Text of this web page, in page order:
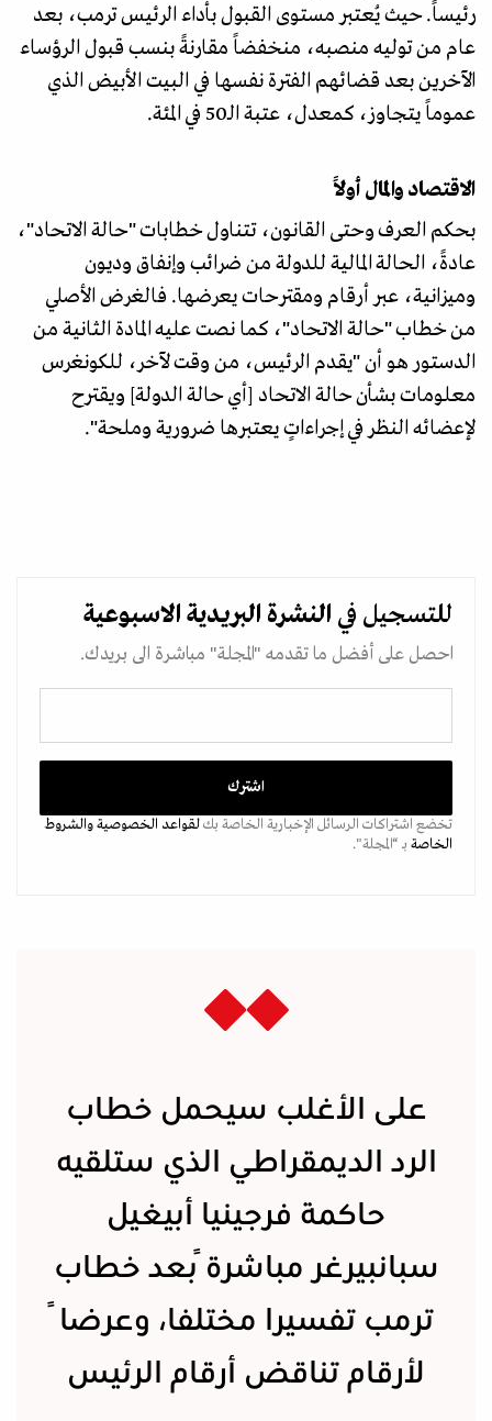
رئيساً. حيث يُعتبر مستوى القبول بأداء الرئيس ترمب، بعد
عام من توليه منصبه، منخفضاً مقارنةً بنسب قبول الرؤساء
الآخرين بعد قضائهم الفترة نفسها في البيت الأبيض الذي
عموماً يتجاوز، كمعدل، عتبة الـ50 في المئة.
الاقتصاد والمال أولاً
بحكم العرف وحتى القانون، تتناول خطابات "حالة الاتحاد"،
عادةً، الحالة المالية للدولة من ضرائب وإنفاق وديون
وميزانية، عبر أرقام ومقترحات يعرضها. فالغرض الأصلي
من خطاب "حالة الاتحاد"، كما نصت عليه المادة الثانية من
الدستور هو أن "يقدم الرئيس، من وقت لآخر، للكونغرس
معلومات بشأن حالة الاتحاد [أي حالة الدولة] ويقترح
لإعضائه النظر في إجراءاتٍ يعتبرها ضرورية وملحة".
للتسجيل في النشرة البريدية الاسبوعية
احصل على أفضل ما تقدمه "المجلة" مباشرة الى بريدك.
تخضع اشتراكات الرسائل الإخبارية الخاصة بكلقواعد الخصوصيةوالشروط
الخاصة بـ “المجلة".
على الأغلب سيحمل خطاب
الرد الديمقراطي الذي ستلقيه
حاكمة فرجينيا أبيغيل
سبانبيرغر مباشرةً بعد خطاب
ترمب تفسيرا مختلفا، وعرضاً
لأرقام تناقض أرقام الرئيس